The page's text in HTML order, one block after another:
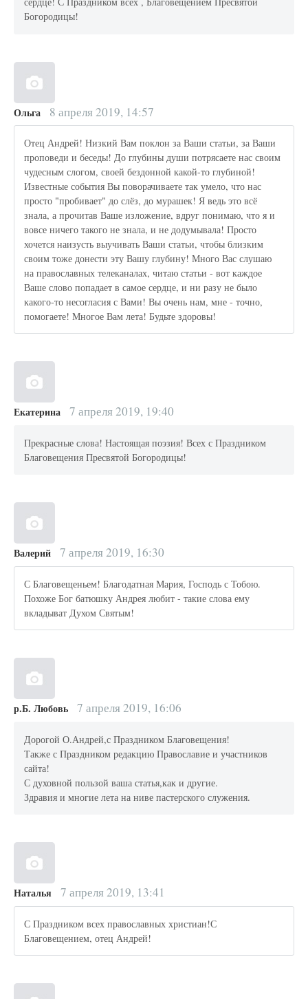
Богородицы!
Ольга 8 апреля 2019, 14:57
Отец Андрей! Низкий Вам поклон за Ваши статьи, за Ваши
проповеди и беседы! До глубины души потрясаете нас своим
чудесным слогом, своей бездонной какой-то глубиной!
Известные события Вы поворачиваете так умело, что нас
просто "пробивает" до слёз, до мурашек! Я ведь это всё
знала, а прочитав Ваше изложение, вдруг понимаю, что я и
вовсе ничего такого не знала, и не додумывала! Просто
хочется наизусть выучивать Ваши статьи, чтобы близким
своим тоже донести эту Вашу глубину! Много Вас слушаю
на православных телеканалах, читаю статьи - вот каждое
Ваше слово попадает в самое сердце, и ни разу не было
какого-то несогласия с Вами! Вы очень нам, мне - точно,
помогаете! Многое Вам лета! Будьте здоровы!
Екатерина 7 апреля 2019, 19:40
Прекрасные слова! Настоящая поэзия! Всех с Праздником
Благовещения Пресвятой Богородицы!
Валерий 7 апреля 2019, 16:30
С Благовещеньем! Благодатная Мария, Господь с Тобою.
Похоже Бог батюшку Андрея любит - такие слова ему
вкладыват Духом Святым!
р.Б. Любовь 7 апреля 2019, 16:06
Дорогой О.Андрей,с Праздником Благовещения!
Также с Праздником редакцию Православие и участников
сайта!
С духовной пользой ваша статья,как и другие.
Здравия и многие лета на ниве пастерского служения.
Наталья 7 апреля 2019, 13:41
С Праздником всех православных христиан!С
Благовещением, отец Андрей!